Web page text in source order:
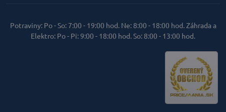
Potraviny: Po - So: 7:00 - 19:00 hod. Ne: 8:00 - 18:00 hod. Záhrada a
Elektro: Po - Pi: 9:00 - 18:00 hod. So: 8:00 - 13:00 hod.